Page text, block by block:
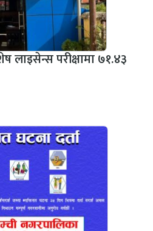
लाइसेन्स परीक्षामा ७१.४३